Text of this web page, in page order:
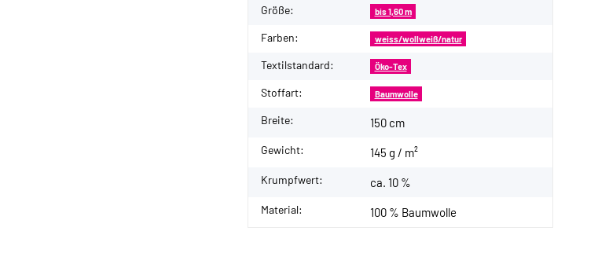
Größe: bis 1,60 m
Farben: weiss/wollweiß/natur
Textilstandard: Öko-Tex
Stoffart: Baumwolle
Breite: 150 cm
Gewicht: 145 g / m²
Krumpfwert: ca. 10 %
Material: 100 % Baumwolle